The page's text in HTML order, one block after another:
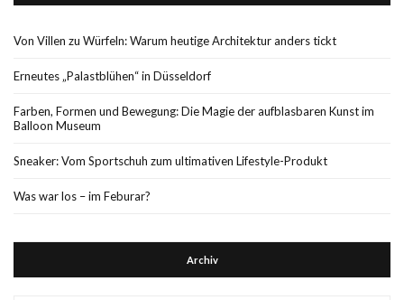
Von Villen zu Würfeln: Warum heutige Architektur anders tickt
Erneutes „Palastblühen“ in Düsseldorf
Farben, Formen und Bewegung: Die Magie der aufblasbaren Kunst im
Balloon Museum
Sneaker: Vom Sportschuh zum ultimativen Lifestyle-Produkt
Was war los – im Feburar?
Archiv